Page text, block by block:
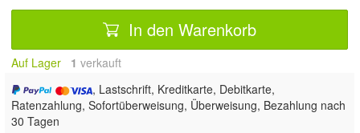
In den Warenkorb
Auf Lager 1 verkauft
, Lastschrift, Kreditkarte, Debitkarte,
Ratenzahlung, Sofortüberweisung, Überweisung, Bezahlung nach
30 Tagen